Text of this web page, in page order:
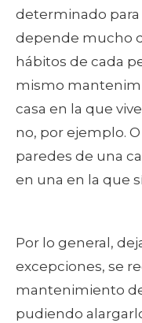
determinado para
depende mucho
hábitos de cada
mismo
casa en la que
no, por ejemplo.
paredes de una
en una en la que
Por lo general,
excepciones, se
mantenimiento
pudiendo